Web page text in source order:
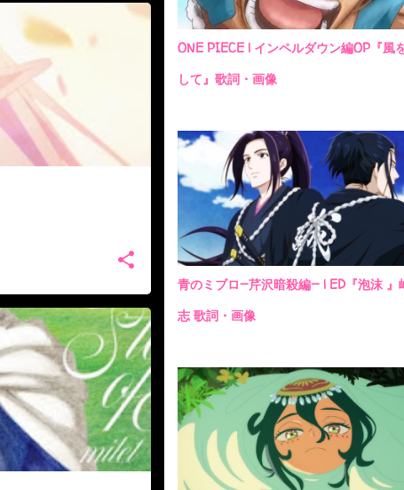
ONE PIECE | インペルダウン編OP『風
して』歌詞・画像
青のミブロ—芹沢暗殺編— | ED『泡沫 』
志 歌詞・画像